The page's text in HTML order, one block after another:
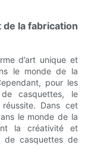
de la fabrication
d’art unique et
le monde de la
pour les
casquettes, le
Dans cet
le monde de la
la créativité et
de casquettes de